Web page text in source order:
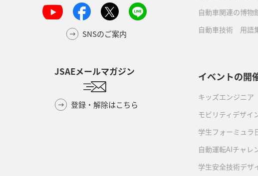
SNSのご案内
JSAEメールマガジン
登録・解除はこちら
自動車関連の博物
自動車技術 用語
イベントの開
キッズエンジニア
モビリティデザイ
学生フォーミュラ
自動運転AIチャレ
学生安全技術デザ